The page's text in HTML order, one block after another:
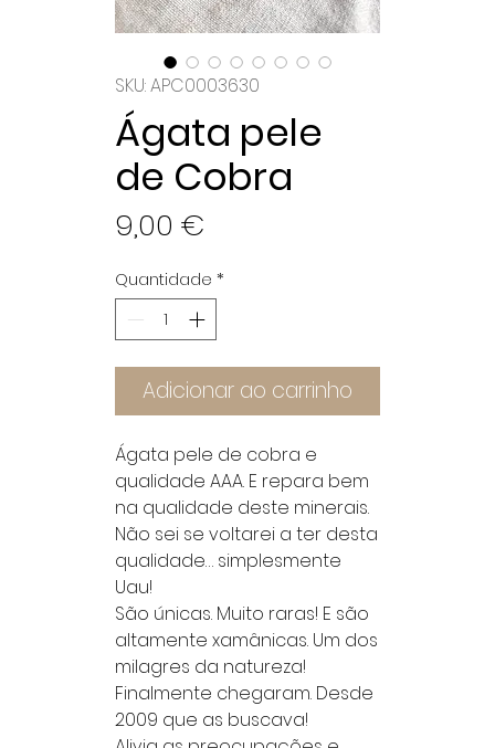
SKU: APC0003630
Ágata pele
de Cobra
9,00 €
Quantidade *
Adicionar ao carrinho
Ágata pele de cobra e
qualidade AAA. E repara bem
na qualidade deste minerais.
Não sei se voltarei a ter desta
qualidade… simplesmente
Uau!
São únicas. Muito raras! E são
altamente xamânicas. Um dos
milagres da natureza!
Finalmente chegaram. Desde
2009 que as buscava!